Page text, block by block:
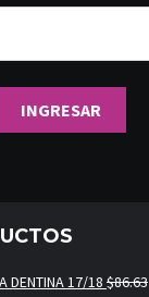
DENTINA 17/18 $86.63